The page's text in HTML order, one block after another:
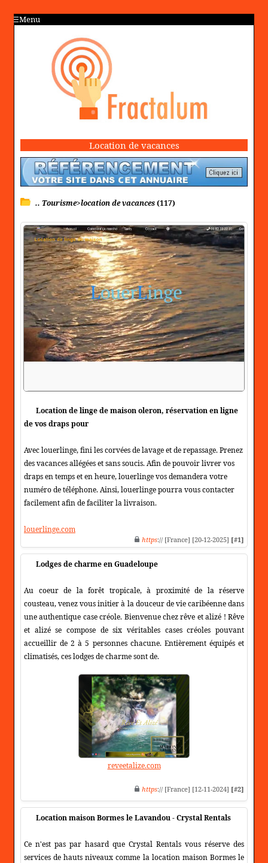
Menu
Location de vacances
.. Tourisme>location de vacances(117)
Location de linge de maison oleron, réservation en ligne
de vos draps pour
Avec louerlinge, fini les corvées de lavage et de repassage. Prenez
des vacances allégées et sans soucis. Afin de pouvoir livrer vos
draps en temps et en heure, louerlinge vos demandera votre
numéro de téléphone. Ainsi, louerlinge pourra vous contacter
facilement afin de faciliter la livraison.
louerlinge.com
https:// [France] [20-12-2025] [#1]
Lodges de charme en Guadeloupe
Au coeur de la forêt tropicale, à proximité de la réserve
cousteau, venez vous initier à la douceur de vie caribéenne dans
une authentique case créole. Bienvenue chez rêve et alizé ! Rêve
et alizé se compose de six véritables cases créoles pouvant
accueillir de 2 à 5 personnes chacune. Entièrement équipés et
climatisés, ces lodges de charme sont de.
reveetalize.com
https:// [France] [12-11-2024] [#2]
Location maison Bormes le Lavandou - Crystal Rentals
Ce n'est pas par hasard que Crystal Rentals vous réserve des
services de hauts niveaux comme la location maison Bormes le